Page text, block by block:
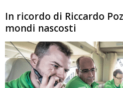
In ricordo di Riccardo
mondi nascosti